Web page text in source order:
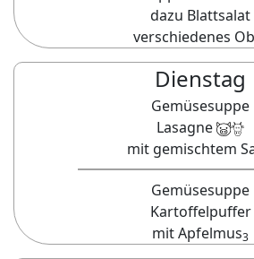
dazu Blattsalat
verschiedenes
Dienstag
Gemüsesuppe
Lasagne
mit gemischtem
Gemüsesuppe
Kartoffelpuffer
mit Apfelmus3